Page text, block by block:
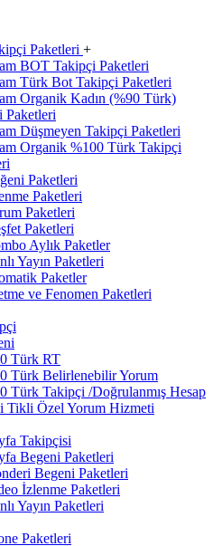
Paketleri +
BOT Takipçi Paketleri
Türk Bot Takipçi Paketleri
Organik Kadın (%90 Türk)
Paketleri
Düşmeyen Takipçi Paketleri
Organik %100 Türk Takipçi
Paketleri
Paketleri
Paketleri
Paketleri
Aylık Paketler
Yayın Paketleri
Paketler
ve Fenomen Paketleri
Türk RT
Türk Belirlenebilir Yorum
Türk Takipçi /Doğrulanmış Hesap
Tikli Özel Yorum Hizmeti
Takipçisi
Begeni Paketleri
Begeni Paketleri
İzlenme Paketleri
Yayın Paketleri
Paketleri